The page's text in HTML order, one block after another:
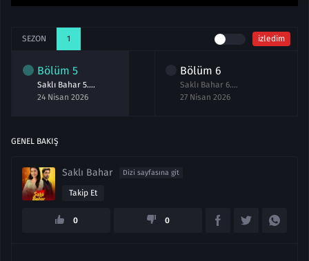
SEZON 1 izledim
Bölüm 5
Saklı Bahar 5.Bölüm izle
24 Nisan 2026
Bölüm 6
Saklı Bahar 6.Bölüm izle
27 Nisan 2026
GENEL BAKIŞ
Saklı Bahar Dizi sayfasına git
Takip Et
0 0